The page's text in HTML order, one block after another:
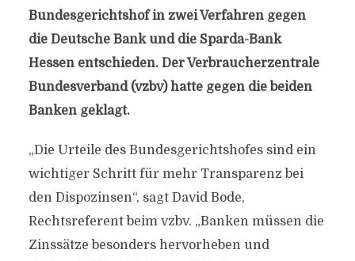
Bundesgerichtshof in zwei Verfahren gegen
die Deutsche Bank und die Sparda-Bank
Hessen entschieden. Der Verbraucherzentrale
Bundesverband (vzbv) hatte gegen die beiden
Banken geklagt.
„Die Urteile des Bundesgerichtshofes sind ein
wichtiger Schritt für mehr Transparenz bei
den Dispozinsen“, sagt David Bode,
Rechtsreferent beim vzbv. „Banken müssen die
Zinssätze besonders hervorheben und